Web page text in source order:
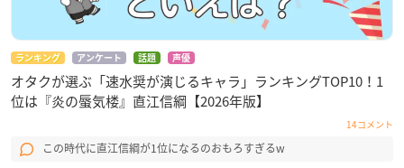
ランキング アンケート 話題 声優
オタクが選ぶ「速水奨が演じるキャラ」ランキングTOP10！1
位は『炎の蜃気楼』直江信綱【2026年版】
14コメント
この時代に直江信綱が1位になるのおもろすぎるw